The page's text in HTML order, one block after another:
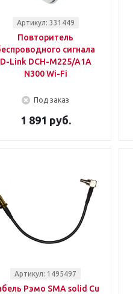
Артикул: 331449
Повторитель
сигнала
D-Link DCH-M225/A1A
N300 Wi-Fi
Под заказ
1 891 руб.
Артикул: 1495497
Рэмо SMA solid Cu